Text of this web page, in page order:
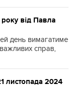
від Павла
день вимагатиме
важливих справ,
листопада 2024